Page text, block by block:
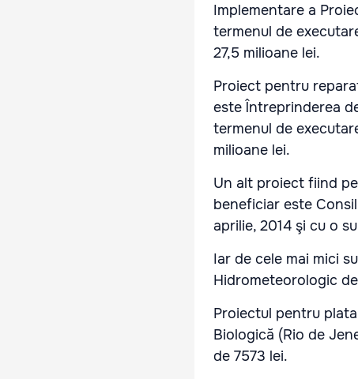
Implementare a
termenul de
27,5 milioane lei.
Proiect pentru
este Întreprinderea
termenul de
milioane lei.
Un alt proiect fiind
beneficiar este
aprilie, 2014 şi cu o
Iar de cele mai mici
Hidrometeorologic
Proiectul pentru
Biologică (Rio de
de 7573 lei.